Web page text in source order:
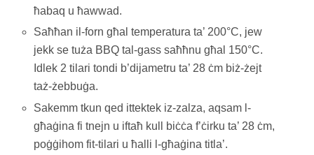
ħabaq u ħawwad.
Saħħan il-forn għal temperatura ta’ 200°C, jew
jekk se tuża BBQ tal-gass saħħnu għal 150°C.
Idlek 2 tilari tondi b’dijametru ta’ 28 ċm biż-żejt
taż-żebbuġa.
Sakemm tkun qed ittektek iz-zalza, aqsam l-
għaġina fi tnejn u iftaħ kull biċċa f’ċirku ta’ 28 ċm,
poġġihom fit-tilari u ħalli l-għaġina titla’.